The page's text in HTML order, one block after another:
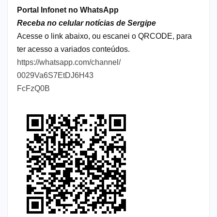
Portal Infonet no WhatsApp
Receba no celular notícias de Sergipe
Acesse o link abaixo, ou escanei o QRCODE, para
ter acesso a variados conteúdos.
https://whatsapp.com/channel/
0029Va6S7EtDJ6H43
FcFzQ0B